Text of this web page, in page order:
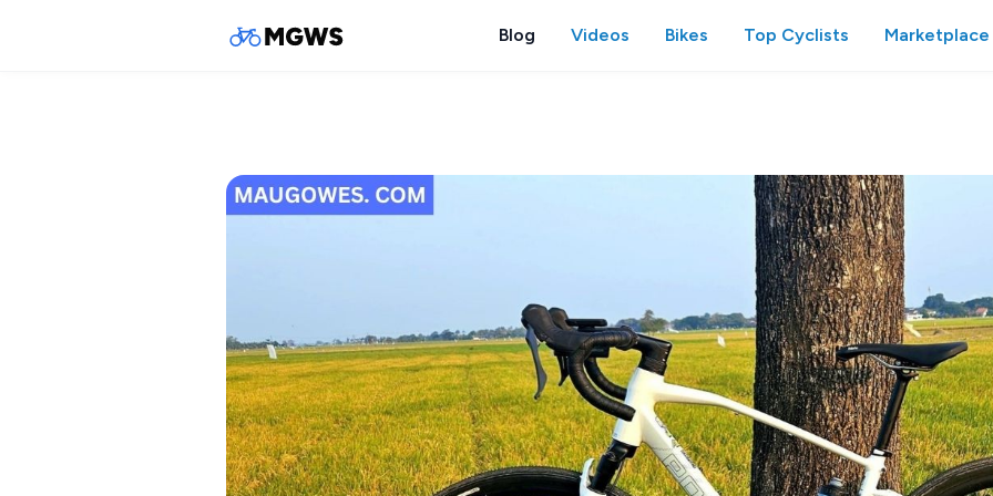
Blog Videos Bikes Top Cyclists Marketplace